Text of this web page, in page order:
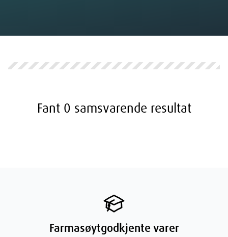
Fant 0 samsvarende resultat
Farmasøytgodkjente varer